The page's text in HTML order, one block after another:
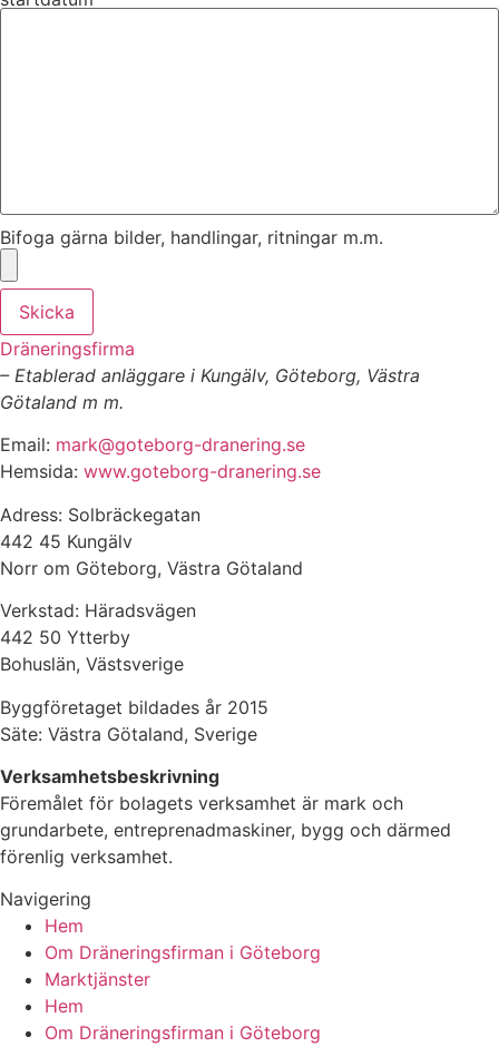
Bifoga gärna bilder, handlingar, ritningar m.m.
Skicka
Dräneringsfirma
– Etablerad anläggare i Kungälv, Göteborg, Västra
Götaland m m.
Email: mark@goteborg-dranering.se
Hemsida: www.goteborg-dranering.se
Adress: Solbräckegatan
442 45 Kungälv
Norr om Göteborg, Västra Götaland
Verkstad: Häradsvägen
442 50 Ytterby
Bohuslän, Västsverige
Byggföretaget bildades år 2015
Säte: Västra Götaland, Sverige
Verksamhetsbeskrivning
Föremålet för bolagets verksamhet är mark och
grundarbete, entreprenadmaskiner, bygg och därmed
förenlig verksamhet.
Navigering
Hem
Om Dräneringsfirman i Göteborg
Marktjänster
Hem
Om Dräneringsfirman i Göteborg